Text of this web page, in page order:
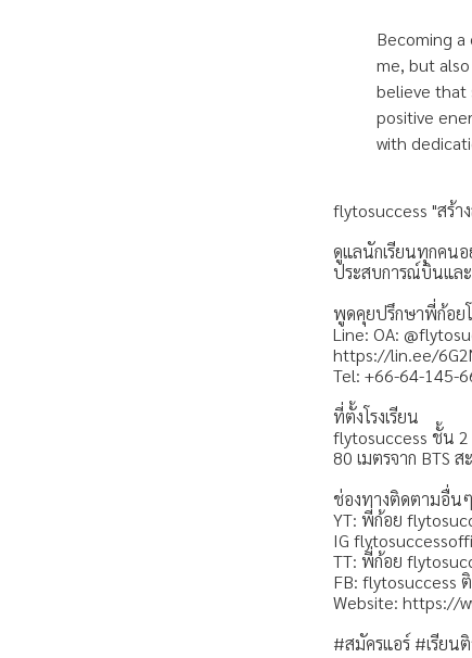
Becoming a
me, but
believe that
positive
with
flytosuccess "สร้า
ดูแลนักเรียนทุกคนอ
ประสบการณ์บินแล
พูดคุยปรึกษาพี่ก้อย
Line: OA:
https://lin.ee/
Tel: +66-64-145-
ที่ตั้งโรงเรียน
flytosuccess ชั้น 2
80 เมตรจาก BTS
ช่องทางติดตามอื่นๆ
YT: พี่ก้อย
IG
TT: พี่ก้อย
FB: flytosuccess
Website: https://
#สมัครแอร์ #เรียน